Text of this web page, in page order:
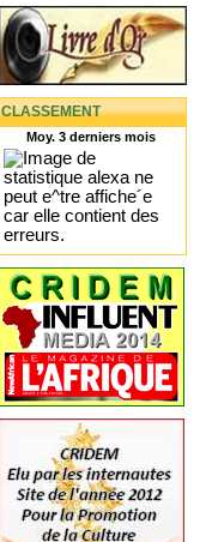
CLASSEMENT
Moy. 3 derniers mois